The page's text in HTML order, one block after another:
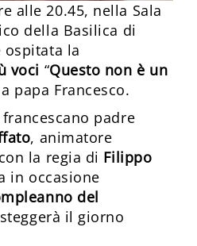
alle 20.45, nella Sala
della Basilica di
ospitata la
voci “Questo non è un
papa Francesco.
padre
, animatore
la regia di Filippo
in occasione
del
il giorno